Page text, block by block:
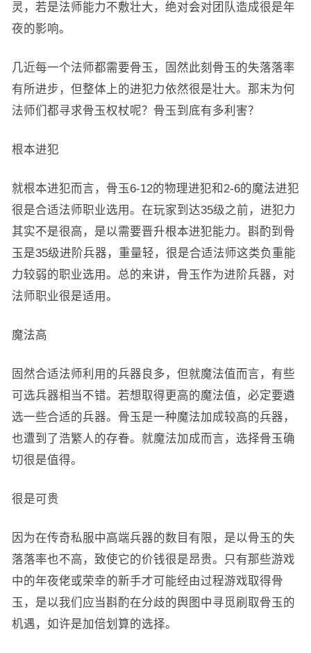
灵，若是法师能力不敷壮大，绝对会对团队造成很是年
夜的影响。
几近每一个法师都需要骨玉，固然此刻骨玉的失落落率
有所进步，但整体上的进犯力依然很是壮大。那末为何
法师们都寻求骨玉权杖呢？骨玉到底有多利害？
根本进犯
就根本进犯而言，骨玉6-12的物理进犯和2-6的魔法进犯
很是合适法师职业选用。在玩家到达35级之前，进犯力
其实不是很高，是以需要晋升根本进犯能力。斟酌到骨
玉是35级进阶兵器，重量轻，很是合适法师这类负重能
力较弱的职业选用。总的来讲，骨玉作为进阶兵器，对
法师职业很是适用。
魔法高
固然合适法师利用的兵器良多，但就魔法值而言，有些
可选兵器相当不错。若想取得更高的魔法值，必定要遴
选一些合适的兵器。骨玉是一种魔法加成较高的兵器，
也遭到了浩繁人的存眷。就魔法加成而言，选择骨玉确
切很是值得。
很是可贵
因为在传奇私服中高端兵器的数目有限，是以骨玉的失
落落率也不高，致使它的价钱很是昂贵。只有那些游戏
中的年夜佬或荣幸的新手才可能经由过程游戏取得骨
玉，是以我们应当斟酌在分歧的舆图中寻觅刷取骨玉的
机遇，如许是加倍划算的选择。